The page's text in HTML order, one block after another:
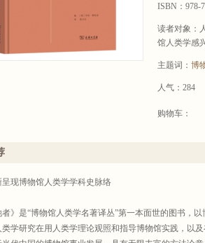
ISBN：978-
读者对象：
馆人类学感
主题词： 博
人气：284
购物车：
呈现博物馆人类学学科史脉络
者》是“博物馆人类学名著译丛”第一本面世的图书，
类学研究在用人类学理论观照和指导博物馆实践，以